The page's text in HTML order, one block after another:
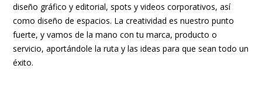
diseño gráfico y editorial, spots y videos corporativos, así
como diseño de espacios. La creatividad es nuestro punto
fuerte, y vamos de la mano con tu marca, producto o
servicio, aportándole la ruta y las ideas para que sean todo un
éxito.